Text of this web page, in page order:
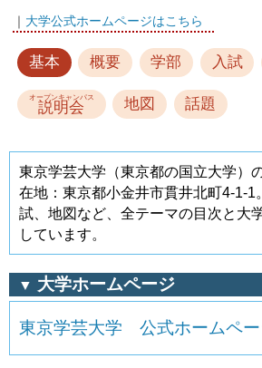
｜ 大学公式ホームページはこちら
基本 概要 学部 入試
オープンキャンパス
説明会 地図 話題
東京学芸大学（東京都の国立大学）
在地：東京都小金井市貫井北町4-1-1
試、地図など、全テーマの目次と大
しています。
▼ 大学ホームページ
東京学芸大学 公式ホームペー